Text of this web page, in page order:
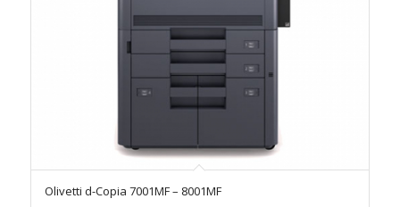
Olivetti d-Copia 7001MF – 8001MF